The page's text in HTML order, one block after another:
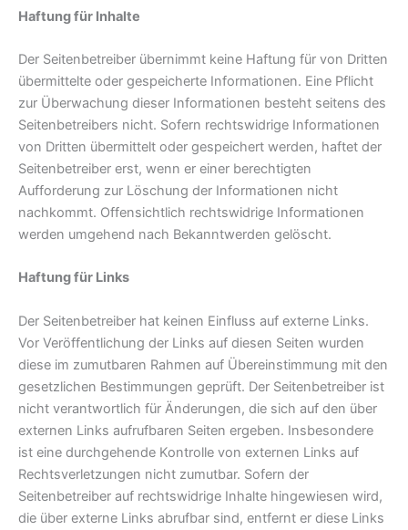
Haftung für Inhalte
Der Seitenbetreiber übernimmt keine Haftung für von Dritten
übermittelte oder gespeicherte Informationen. Eine Pflicht
zur Überwachung dieser Informationen besteht seitens des
Seitenbetreibers nicht. Sofern rechtswidrige Informationen
von Dritten übermittelt oder gespeichert werden, haftet der
Seitenbetreiber erst, wenn er einer berechtigten
Aufforderung zur Löschung der Informationen nicht
nachkommt. Offensichtlich rechtswidrige Informationen
werden umgehend nach Bekanntwerden gelöscht.
Haftung für Links
Der Seitenbetreiber hat keinen Einfluss auf externe Links.
Vor Veröffentlichung der Links auf diesen Seiten wurden
diese im zumutbaren Rahmen auf Übereinstimmung mit den
gesetzlichen Bestimmungen geprüft. Der Seitenbetreiber ist
nicht verantwortlich für Änderungen, die sich auf den über
externen Links aufrufbaren Seiten ergeben. Insbesondere
ist eine durchgehende Kontrolle von externen Links auf
Rechtsverletzungen nicht zumutbar. Sofern der
Seitenbetreiber auf rechtswidrige Inhalte hingewiesen wird,
die über externe Links abrufbar sind, entfernt er diese Links